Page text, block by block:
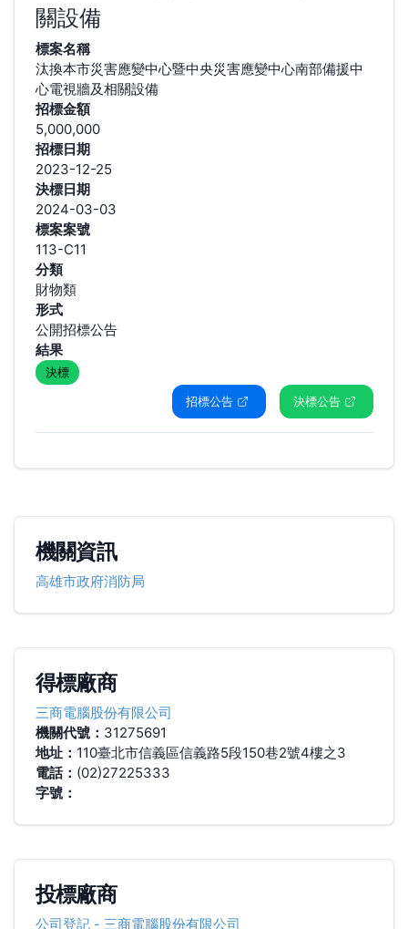
關設備
標案名稱
汰換本市災害應變中心暨中央災害應變中心南部備援中
心電視牆及相關設備
招標金額
5,000,000
招標日期
2023-12-25
決標日期
2024-03-03
標案案號
113-C11
分類
財物類
形式
公開招標公告
結果
決標
招標公告
決標公告
機關資訊
高雄市政府消防局
得標廠商
三商電腦股份有限公司
機關代號： 31275691
地址： 110臺北市信義區信義路5段150巷2號4樓之3
電話： (02)27225333
字號：
投標廠商
公司登記- 三商電腦股份有限公司